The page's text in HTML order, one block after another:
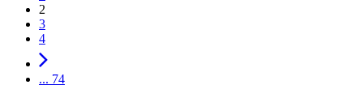
2
3
4
... 74